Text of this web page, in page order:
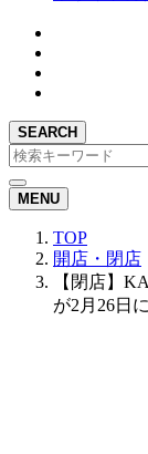
SEARCH
MENU
TOP
開店・閉店
【閉店】
が2月26日